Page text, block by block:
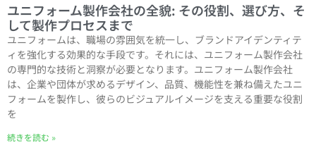
ユニフォーム製作会社の全貌: その役割、選び方、そ
して製作プロセスまで
ユニフォームは、職場の雰囲気を統一し、ブランドアイデンティテ
ィを強化する効果的な手段です。それには、ユニフォーム製作会社
の専門的な技術と洞察が必要となります。ユニフォーム製作会社
は、企業や団体が求めるデザイン、品質、機能性を兼ね備えたユニ
フォームを製作し、彼らのビジュアルイメージを支える重要な役割
を
続きを読む »